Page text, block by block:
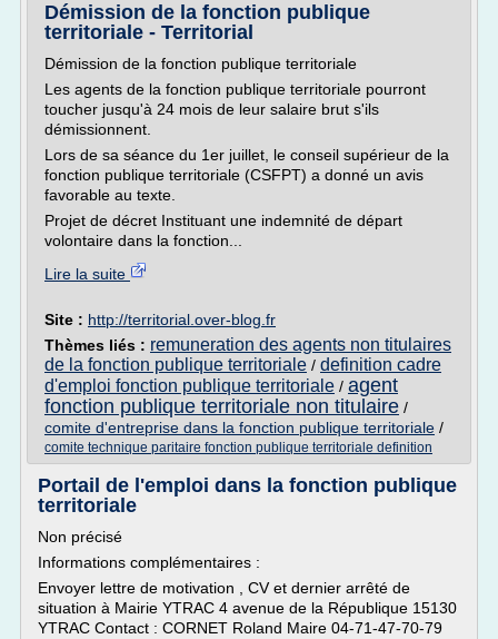
Démission de la fonction publique
territoriale - Territorial
Démission de la fonction publique territoriale
Les agents de la fonction publique territoriale pourront
toucher jusqu'à 24 mois de leur salaire brut s'ils
démissionnent.
Lors de sa séance du 1er juillet, le conseil supérieur de la
fonction publique territoriale (CSFPT) a donné un avis
favorable au texte.
Projet de décret Instituant une indemnité de départ
volontaire dans la fonction...
Lire la suite
Site : http://territorial.over-blog.fr
Thèmes liés : remuneration des agents non titulaires
de la fonction publique territoriale / definition cadre
d'emploi fonction publique territoriale / agent
fonction publique territoriale non titulaire /
comite d'entreprise dans la fonction publique territoriale /
comite technique paritaire fonction publique territoriale definition
Portail de l'emploi dans la fonction publique
territoriale
Non précisé
Informations complémentaires :
Envoyer lettre de motivation , CV et dernier arrêté de
situation à Mairie YTRAC 4 avenue de la République 15130
YTRAC Contact : CORNET Roland Maire 04-71-47-70-79